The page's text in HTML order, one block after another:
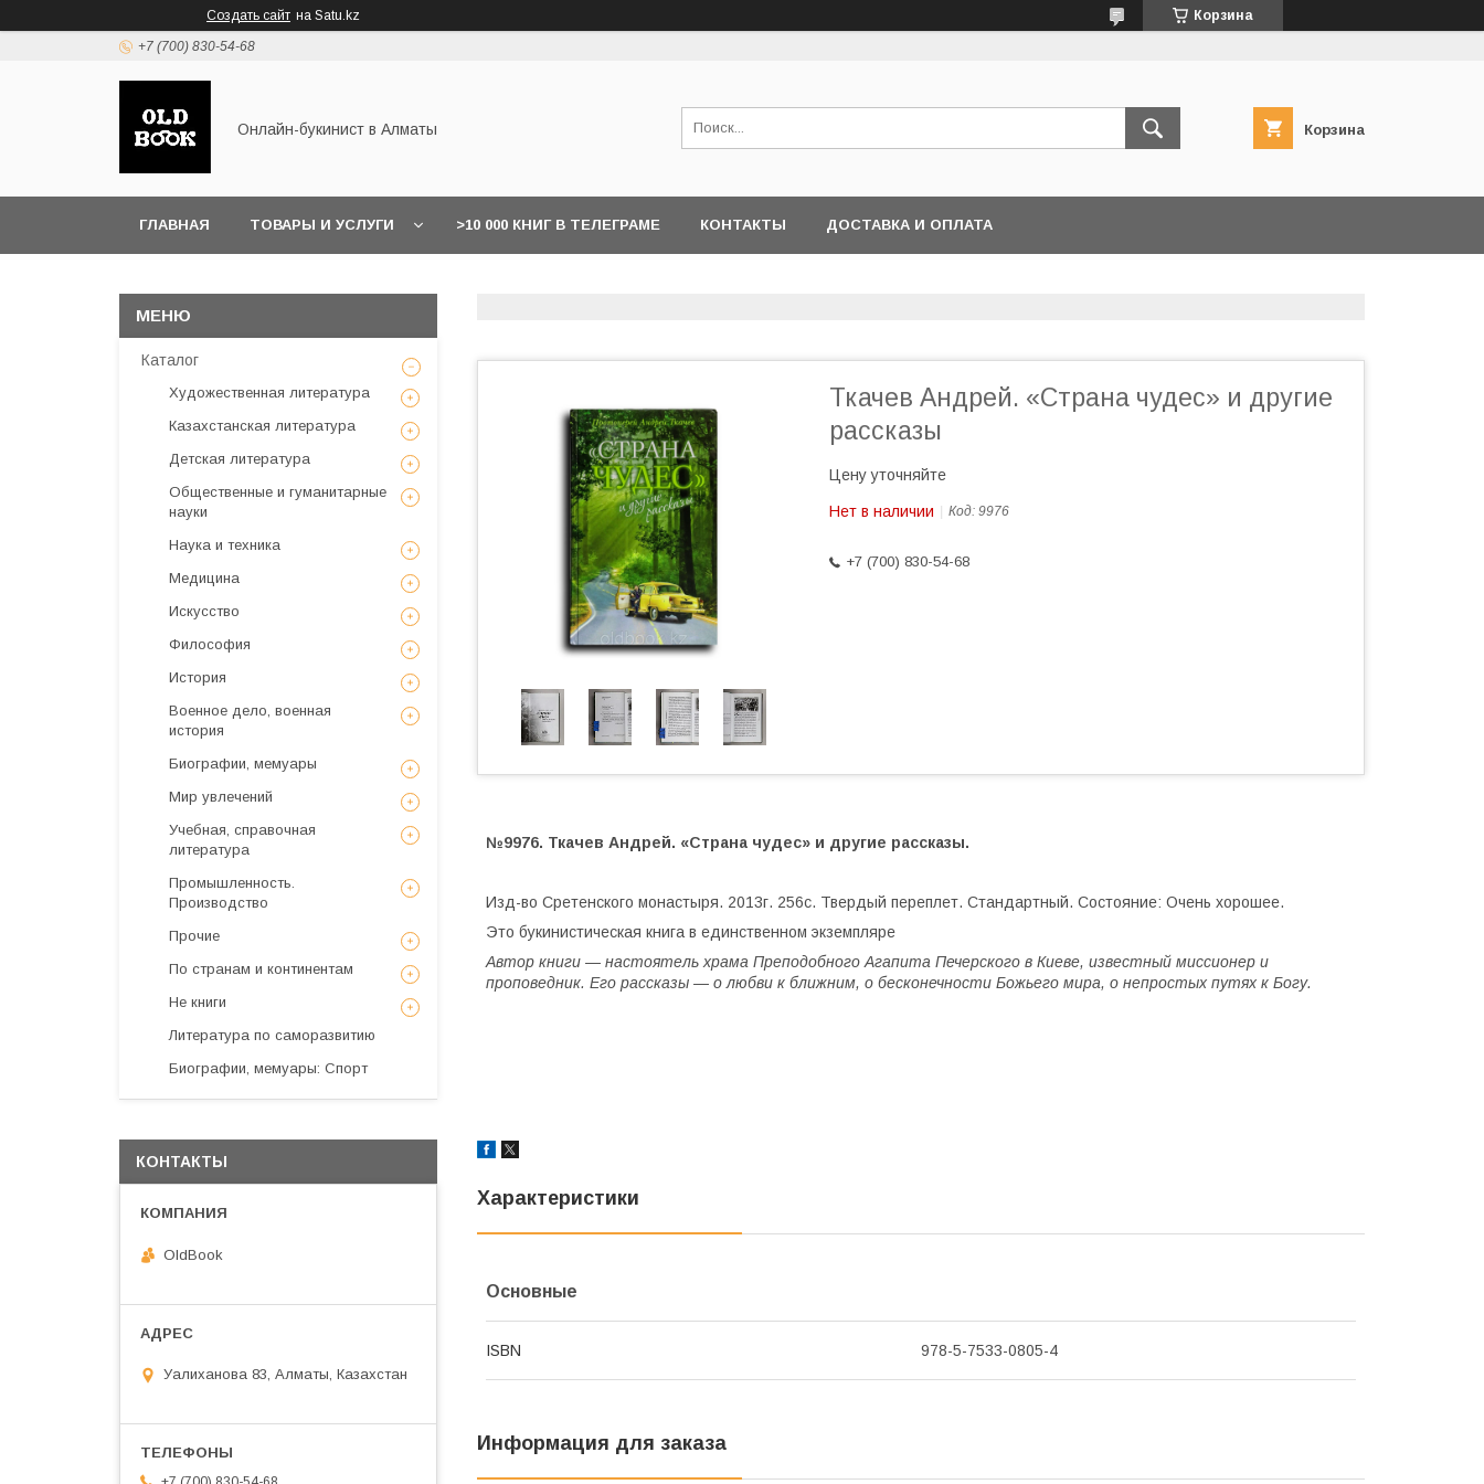
Создать сайт на Satu.kz Корзина
+7 (700) 830-54-68
Онлайн-букинист в Алматы Корзина
ГЛАВНАЯ ТОВАРЫ И УСЛУГИ >10 000 КНИГ В ТЕЛЕГРАМЕ КОНТАКТЫ ДОСТАВКА И ОПЛАТА
Ткачев Андрей. «Страна чудес» и другие
рассказы
Цену уточняйте
Нет в наличии Код: 9976
+7 (700) 830-54-68
№9976. Ткачев Андрей. «Страна чудес» и другие рассказы.
Изд-во Сретенского монастыря. 2013г. 256с. Твердый переплет. Стандартный. Состояние: Очень хорошее.
Это букинистическая книга в единственном экземпляре
Автор книги — настоятель храма Преподобного Агапита Печерского в Киеве, известный миссионер и
проповедник. Его рассказы — о любви к ближним, о бесконечности Божьего мира, о непростых путях к Богу.
Характеристики
Основные
ISBN 978-5-7533-0805-4
Информация для заказа
Каталог
Художественная литература
Казахстанская литература
Детская литература
Общественные и гуманитарные
науки
Наука и техника
Медицина
Искусствo
Философия
История
Военное дело, военная
история
Биографии, мемуары
Мир увлечений
Учебная, справочная
литература
Промышленность.
Производство
Прочие
По странам и континентам
Не книги
Литература по саморазвитию
Биографии, мемуары: Спорт
КОНТАКТЫ
OldBook
Уалиханова 83, Алматы, Казахстан